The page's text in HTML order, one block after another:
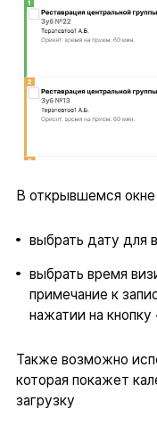
В открывшемся
выбрать дату для
выбрать время
примечание к
нажатии на кнопку
Также возможно
которая покажет
загрузку